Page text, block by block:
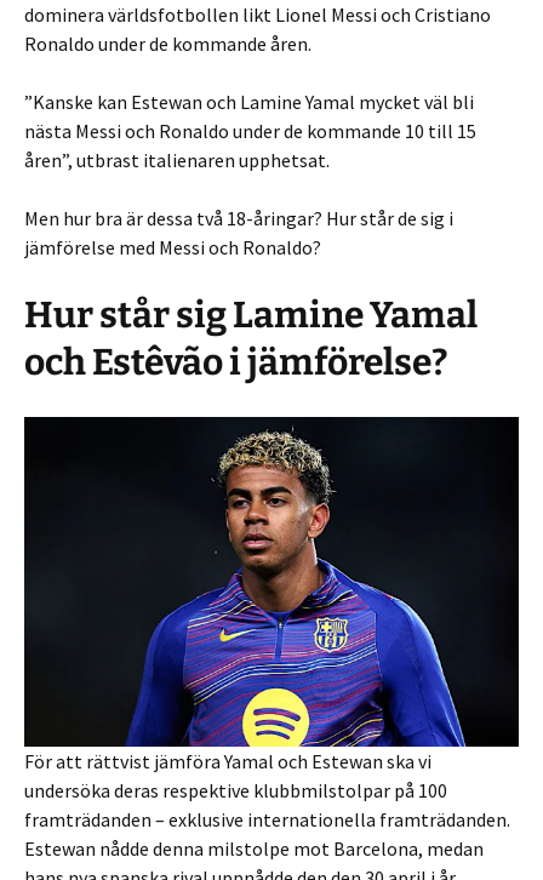
dominera världsfotbollen likt Lionel Messi och Cristiano
Ronaldo under de kommande åren.
”Kanske kan Estewan och Lamine Yamal mycket väl bli
nästa Messi och Ronaldo under de kommande 10 till 15
åren”, utbrast italienaren upphetsat.
Men hur bra är dessa två 18-åringar? Hur står de sig i
jämförelse med Messi och Ronaldo?
Hur står sig Lamine Yamal
och Estêvão i jämförelse?
För att rättvist jämföra Yamal och Estewan ska vi
undersöka deras respektive klubbmilstolpar på 100
framträdanden – exklusive internationella framträdanden.
Estewan nådde denna milstolpe mot Barcelona, ​​medan